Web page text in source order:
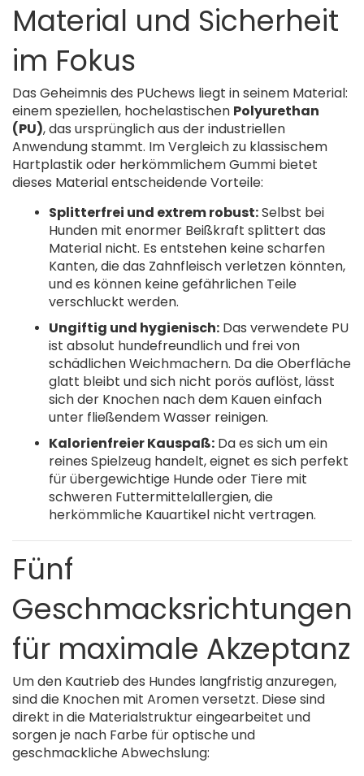
Material und Sicherheit
im Fokus
Das Geheimnis des PUchews liegt in seinem Material:
einem speziellen, hochelastischen Polyurethan
(PU), das ursprünglich aus der industriellen
Anwendung stammt. Im Vergleich zu klassischem
Hartplastik oder herkömmlichem Gummi bietet
dieses Material entscheidende Vorteile:
Splitterfrei und extrem robust:Selbst bei
Hunden mit enormer Beißkraft splittert das
Material nicht. Es entstehen keine scharfen
Kanten, die das Zahnfleisch verletzen könnten,
und es können keine gefährlichen Teile
verschluckt werden.
Ungiftig und hygienisch: Das verwendete PU
ist absolut hundefreundlich und frei von
schädlichen Weichmachern. Da die Oberfläche
glatt bleibt und sich nicht porös auflöst, lässt
sich der Knochen nach dem Kauen einfach
unter fließendem Wasser reinigen.
Kalorienfreier Kauspaß: Da es sich um ein
reines Spielzeug handelt, eignet es sich perfekt
für übergewichtige Hunde oder Tiere mit
schweren Futtermittelallergien, die
herkömmliche Kauartikel nicht vertragen.
Fünf
Geschmacksrichtungen
für maximale Akzeptanz
Um den Kautrieb des Hundes langfristig anzuregen,
sind die Knochen mit Aromen versetzt. Diese sind
direkt in die Materialstruktur eingearbeitet und
sorgen je nach Farbe für optische und
geschmackliche Abwechslung: